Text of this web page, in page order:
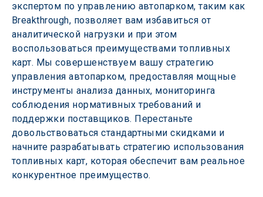
экспертом по управлению автопарком, таким как
Breakthrough, позволяет вам избавиться от
аналитической нагрузки и при этом
воспользоваться преимуществами топливных
карт. Мы совершенствуем вашу стратегию
управления автопарком, предоставляя мощные
инструменты анализа данных, мониторинга
соблюдения нормативных требований и
поддержки поставщиков. Перестаньте
довольствоваться стандартными скидками и
начните разрабатывать стратегию использования
топливных карт, которая обеспечит вам реальное
конкурентное преимущество.